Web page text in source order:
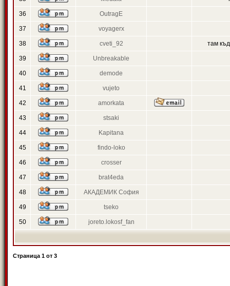
36 OutragE
37 voyagerx
38 cveti_92 там
39 Unbreakable
40 demode
41 vujeto
42 amorkata
43 stsaki
44 Kapitana
45 findo-loko
46 crosser
47 brat4eda
48 АКАДЕМИК София
49 tseko
50 joreto.lokosf_fan
Страница 1 от 3